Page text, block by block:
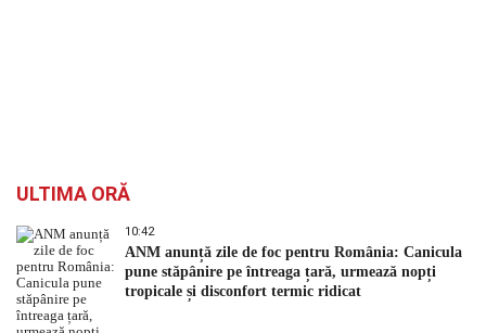
ULTIMA ORĂ
10:42
ANM anunță zile de foc pentru România: Canicula
pune stăpânire pe întreaga țară, urmează nopți
tropicale și disconfort termic ridicat